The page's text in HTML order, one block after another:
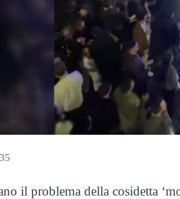
il problema della cosidetta